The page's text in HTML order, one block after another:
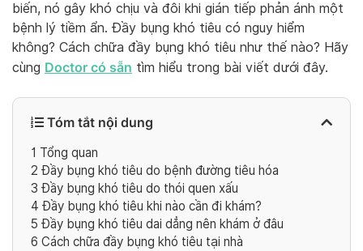
biến, nó gây khó chịu và đôi khi gián tiếp phản ánh một
bệnh lý tiềm ẩn. Đầy bụng khó tiêu có nguy hiểm
không? Cách chữa đầy bụng khó tiêu như thế nào? Hãy
cùng Doctor có sẵn tìm hiểu trong bài viết dưới đây.
Tóm tắt nội dung
1 Tổng quan
2 Đầy bụng khó tiêu do bệnh đường tiêu hóa
3 Đầy bụng khó tiêu do thói quen xấu
4 Đầy bụng khó tiêu khi nào cần đi khám?
5 Đầy bụng khó tiêu dai dẳng nên khám ở đâu
6 Cách chữa đầy bụng khó tiêu tại nhà